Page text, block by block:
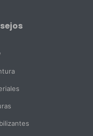
Compras